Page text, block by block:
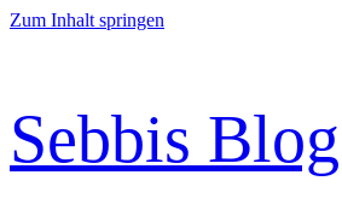
Zum Inhalt springen
Sebbis Blog